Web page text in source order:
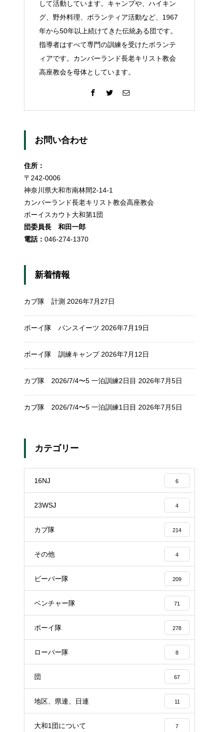
して活動しています。キャンプや、ハイキン
グ、野外料理、ボランティア活動など、1967
年から50年以上続けてきた伝統ある団です。
指導者はすべて専門の訓練を受けたボランテ
ィアです。カンバーランド長老キリスト教会
高座教会を母体としています。
お問い合わせ
住所：
〒242-0006
神奈川県大和市南林間2-14-1
カンバーランド長老キリスト教会高座教会
ボーイスカウト大和第1団
団委員長 和田一郎
電話： 046-274-1370
新着情報
カブ隊 計測 2026年7月27日
ボーイ隊 パンスイーツ 2026年7月19日
ボーイ隊 訓練キャンプ 2026年7月12日
カブ隊 2026/7/4〜5 一泊訓練2日目 2026年7月5日
カブ隊 2026/7/4〜5 一泊訓練1日目 2026年7月5日
カテゴリー
16NJ 6
23WSJ 4
カブ隊 214
その他 4
ビーバー隊 209
ベンチャー隊 71
ボーイ隊 278
ローバー隊 8
団 67
地区、県連、日連 11
大和1団について 7